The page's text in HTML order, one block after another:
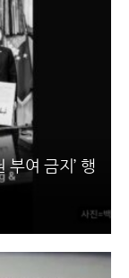
부여 금지’ 행